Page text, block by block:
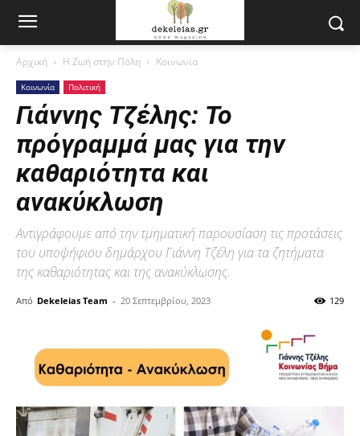
Αρχική Η Ζωή στην Πόλη Κοινωνία
Κοινωνία Πολιτική
Γιάννης Τζέλης: Το
πρόγραμμά μας για την
καθαριότητα και
ανακύκλωση
Αντιγράφουμε από την τμηματική παρουσίαση τις προτάσεις
του υποψήφιου δημάρχου Γιάννη Τζέλη για τα ζητήματα
της καθαριότητας και της ανακύκλωσης.
Από Dekeleias Team - 20 Σεπτεμβρίου, 2023 129